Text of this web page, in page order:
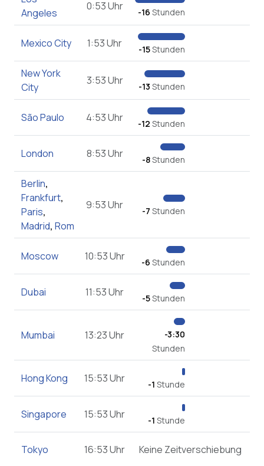
Angeles
0:53 Uhr -16 Stunden
Mexico City 1:53 Uhr -15Stunden
New York
City
3:53 Uhr -13 Stunden
São Paulo 4:53 Uhr -12 Stunden
London 8:53 Uhr -8Stunden
Berlin,
Frankfurt,
Paris,
Madrid, Rom
9:53 Uhr -7 Stunden
Moscow 10:53 Uhr -6 Stunden
Dubai 11:53 Uhr -5Stunden
Mumbai 13:23 Uhr
-3:30
Stunden
Hong Kong 15:53 Uhr -1 Stunde
Singapore 15:53 Uhr -1 Stunde
Tokyo 16:53 Uhr Keine Zeitverschiebung